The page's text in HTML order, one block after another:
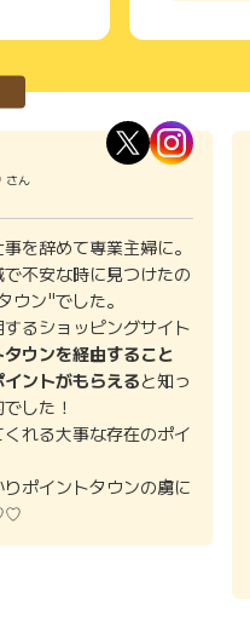
さん
を辞めて専業主婦に。
不安な時に見つけたの
ウン"でした。
るショッピングサイト
ウンを経由すること
ントがもらえると知っ
した！
れる大事な存在のポイ
ポイントタウンの虜に